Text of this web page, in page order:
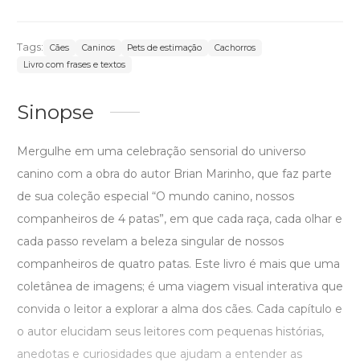
Tags: Cães Caninos Pets de estimação
Cachorros
Livro com frases e textos
Sinopse
Mergulhe em uma celebração sensorial do universo
canino com a obra do autor Brian Marinho, que faz parte
de sua coleção especial “O mundo canino, nossos
companheiros de 4 patas”, em que cada raça, cada olhar e
cada passo revelam a beleza singular de nossos
companheiros de quatro patas. Este livro é mais que uma
coletânea de imagens; é uma viagem visual interativa que
convida o leitor a explorar a alma dos cães. Cada capítulo e
o autor elucidam seus leitores com pequenas histórias,
anedotas e curiosidades que ajudam a entender as